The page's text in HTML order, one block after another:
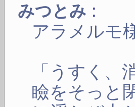
みつとみ :
アラメルモ
「うすく、
瞼をそっと